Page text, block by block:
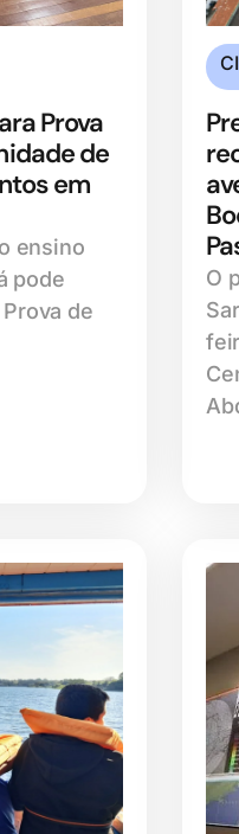
Prova
de
em
ensino
pode
de
O